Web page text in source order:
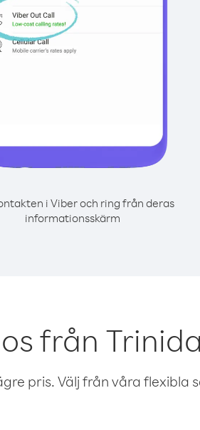
i Viber och ring från deras
informationsskärm
från
pris. Välj från våra flexibla